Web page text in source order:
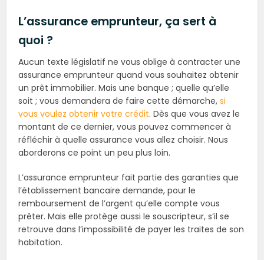
L’assurance emprunteur, ça sert à
quoi ?
Aucun texte législatif ne vous oblige à contracter une
assurance emprunteur quand vous souhaitez obtenir
un prêt immobilier. Mais une banque ; quelle qu’elle
soit ; vous demandera de faire cette démarche,si
vous voulez obtenir votre crédit. Dès que vous avez le
montant de ce dernier, vous pouvez commencer à
réfléchir à quelle assurance vous allez choisir. Nous
aborderons ce point un peu plus loin.
L’assurance emprunteur fait partie des garanties que
l’établissement bancaire demande, pour le
remboursement de l’argent qu’elle compte vous
prêter. Mais elle protège aussi le souscripteur, s’il se
retrouve dans l’impossibilité de payer les traites de son
habitation.